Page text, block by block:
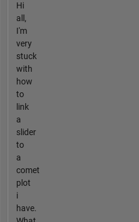
Hi
all,
I'm
very
stuck
with
how
to
link
a
slider
to
a
comet
plot
i
have.